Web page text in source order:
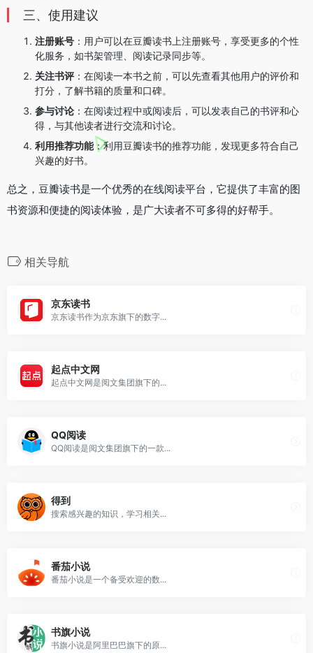
三、使用建议
注册账号 ：用户可以在豆瓣读书上注册账号，享受更多的个性
化服务，如书架管理、阅读记录同步等。
关注书评：在阅读一本书之前，可以先查看其他用户的评价和
打分，了解书籍的质量和口碑。
参与讨论 ：在阅读过程中或阅读后，可以发表自己的书评和心
得，与其他读者进行交流和讨论。
利用推荐功能：利用豆瓣读书的推荐功能，发现更多符合自己
兴趣的好书。
总之，豆瓣读书是一个优秀的在线阅读平台，它提供了丰富的图
书资源和便捷的阅读体验，是广大读者不可多得的好帮手。
相关导航
京东读书
京东读书作为京东旗下的数字...
起点中文网
起点中文网是阅文集团旗下的...
QQ阅读
QQ阅读是阅文集团旗下的一款...
得到
搜索感兴趣的知识，学习相关...
番茄小说
番茄小说是一个备受欢迎的数...
书旗小说
书旗小说是阿里巴巴旗下的原...